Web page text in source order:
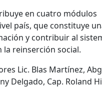
en cuatro módulos
país, que constituye
y contribuir al
reinserción social.
Lic. Blas Martínez,
Delgado, Cap. Roland